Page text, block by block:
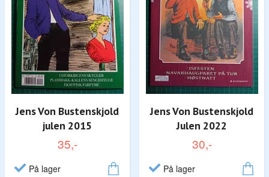
Jens Von Bustenskjold
julen 2015
35,-
På lager
Jens Von Bustenskjold
Julen 2022
30,-
På lager